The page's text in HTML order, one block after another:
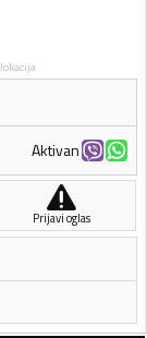
Aktivan
Prijavi oglas